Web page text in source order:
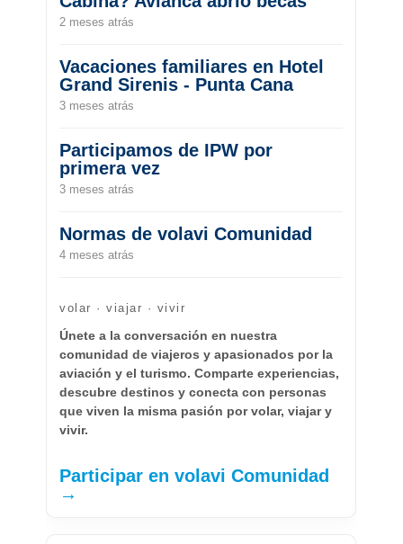
2 meses atrás
Vacaciones familiares en Hotel
Grand Sirenis - Punta Cana
3 meses atrás
Participamos de IPW por
primera vez
3 meses atrás
Normas de volavi Comunidad
4 meses atrás
volar · viajar · vivir
Únete a la conversación en nuestra
comunidad de viajeros y apasionados por la
aviación y el turismo. Comparte experiencias,
descubre destinos y conecta con personas
que viven la misma pasión por volar, viajar y
vivir.
Participar en volavi Comunidad
→